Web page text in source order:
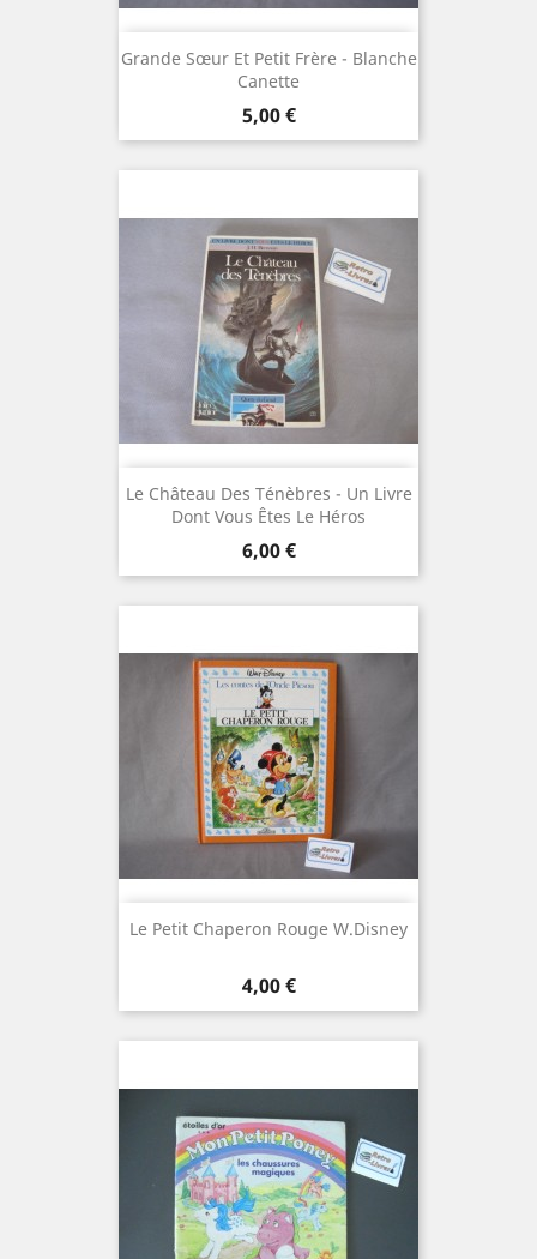
Grande Sœur Et Petit Frère - Blanche
Canette
Prix
5,00 €
Le Château Des Ténèbres - Un Livre
Dont Vous Êtes Le Héros
Prix
6,00 €
Le Petit Chaperon Rouge W.Disney
Prix
4,00 €